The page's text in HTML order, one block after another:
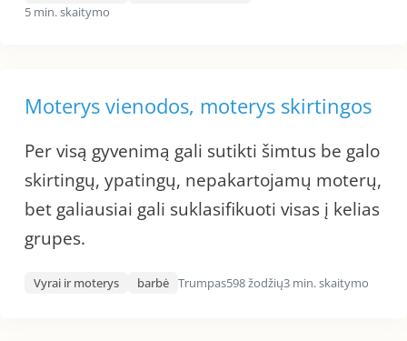
5 min. skaitymo
Moterys vienodos, moterys skirtingos
Per visą gyvenimą gali sutikti šimtus be galo
skirtingų, ypatingų, nepakartojamų moterų,
bet galiausiai gali suklasifikuoti visas į kelias
grupes.
Vyrai ir moterys barbė Trumpas598 žodžių3 min. skaitymo